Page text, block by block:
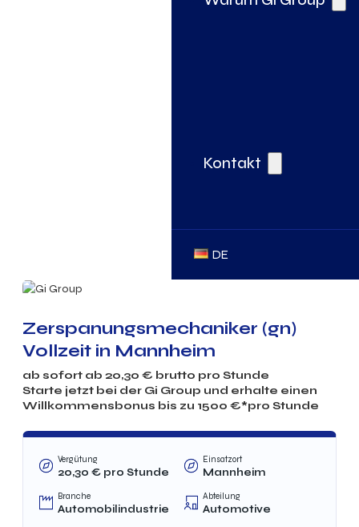
Kontakt
DE
Zerspanungsmechaniker (gn)
Vollzeit in Mannheim
ab sofort ab 20,30 € brutto pro Stunde
Starte jetzt bei der Gi Group und erhalte einen
Willkommensbonus bis zu 1500 €*pro Stunde
Vergütung
20,30 € pro Stunde
Einsatzort
Mannheim
Branche
Automobilindustrie
Abteilung
Automotive